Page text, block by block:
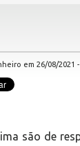
em 26/08/2021 -
são de